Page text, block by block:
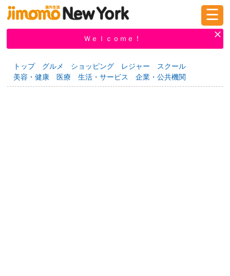
新規登録
掲示板 タウン情報 教えて！
☰
Ｗｅｌｃｏｍｅ！
トップ グルメ ショッピング レジャー
スクール
美容・健康
医療 生活・サービス 企業・公共機関